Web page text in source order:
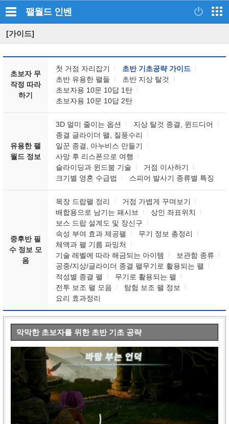
팰월드 인벤
[가이드]
초보자 무
작정 따라
하기
첫 거점 자리잡기
초반 기초공략 가이드
초반 유용한 팰들
초반 지상 탈것
초보자용 10문 10답 1탄
초보자용 10문 10답 2탄
유용한 팰
월드 정보
3D 멀미 줄이는 옵션
지상 탈것 종결, 윈드디어
종결 글라이더 팰, 질풍수리
일꾼 종결, 아누비스 만들기
사망 후 리스폰으로 여행
슬라이딩과 윈드붐 기술
거점 이사하기
크기별 영혼 수급법
스피어 발사기 종류별 특징
중후반 필
수 정보 모
음
목장 드랍팰 정리
거점 가볍게 꾸며보기
배합용으로 남기는 패시브
상인 좌표위치
보스 드랍 설계도 및 장신구
속성 부여 효과 제공팰
무기 정보 총정리
체액과 팰 기름 파밍처
기술 레벨에 따라 해금되는 아이템
보관함 종류
공중/지상/글라이더 종결 팰무기로 활용되는 팰
적성별 종결 팰
무기로 활용되는 팰
전투 보조 팰 모음
탐험 보조 팰 정보
요리 효과정리
막막한 초보자를 위한 초반 기초 공략